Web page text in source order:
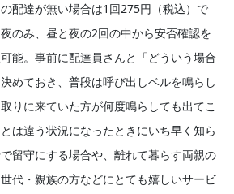
配達が無い場合は1回275円（税込）で
のみ、昼と夜の2回の中から安否確認を
能。事前に配達員さんと「どういう場合
めておき、普段は呼び出しベルを鳴らし
りに来ていた方が何度鳴らしても出てこ
は違う状況になったときにいち早く知ら
留守にする場合や、離れて暮らす両親の
代・親族の方などにとても嬉しいサービ